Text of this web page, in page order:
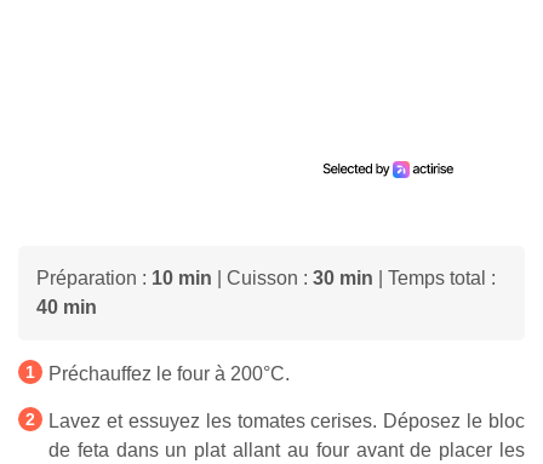
Préparation : 10 min | Cuisson : 30 min | Temps total :
40 min
Préchauffez le four à 200°C.
Lavez et essuyez les tomates cerises. Déposez le bloc
de feta dans un plat allant au four avant de placer les